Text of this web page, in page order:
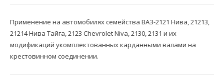
Применение на автомобилях семейства ВАЗ-2121 Нива, 21213,
21214 Нива Тайга, 2123 Chevrolet Niva, 2130, 2131 и их
модификаций укомплектованных карданными валами на
крестовинном соединении.